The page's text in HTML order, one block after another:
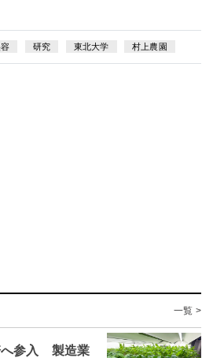
研究 東北大学 村上農園
一覧 >
へ参入 製造業